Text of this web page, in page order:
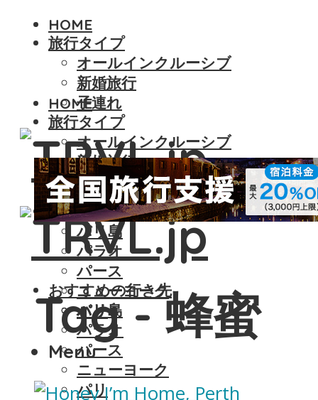
HOME
旅行タイプ
オールインクルーシブ
新婚旅行
子連れ
おすすめの行き先
バリ島
パラオ
パース
ニューヨーク
パリ
Menu
HOME
旅行タイプ
オールインクルーシブ
新婚旅行
子連れ
おすすめの行き先
バリ島
パラオ
パース
ニューヨーク
パリ
Tag - 蜂蜜